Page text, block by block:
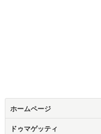
ホームページ
ドゥマゲッティ